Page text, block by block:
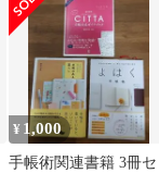
に叶う!
¥ 1,000
手帳術関連書籍 3冊セ